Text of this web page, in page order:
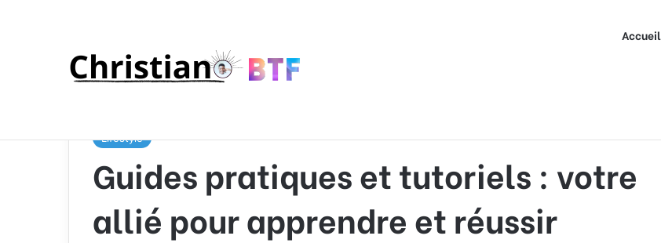
Accueil
Lifestyle
Guides pratiques et tutoriels : votre
allié pour apprendre et réussir